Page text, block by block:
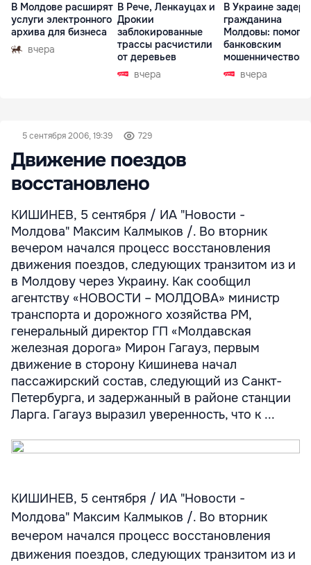
В Молдове расширят
услуги электронного
архива для бизнеса
вчера
В Рече, Ленкауцах и
Дрокии
заблокированные
трассы расчистили
от деревьев
вчера
В Украине
гражданина
Молдовы:
банковским
мошенничеством
Чехиивчера
5 сентября 2006, 19:39 729
Движение поездов
восстановлено
КИШИНЕВ, 5 сентября / ИА "Новости -
Молдова" Максим Калмыков /. Во вторник
вечером начался процесс восстановления
движения поездов, следующих транзитом из и
в Молдову через Украину. Как сообщил
агентству «НОВОСТИ – МОЛДОВА» министр
транспорта и дорожного хозяйства РМ,
генеральный директор ГП «Молдавская
железная дорога» Мирон Гагауз, первым
движение в сторону Кишинева начал
пассажирский состав, следующий из Санкт-
Петербурга, и задержанный в районе станции
Ларга. Гагауз выразил уверенность, что к ...
КИШИНЕВ, 5 сентября / ИА "Новости -
Молдова" Максим Калмыков /. Во вторник
вечером начался процесс восстановления
движения поездов, следующих транзитом из и